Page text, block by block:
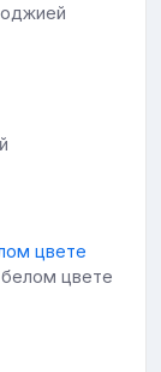
цвете